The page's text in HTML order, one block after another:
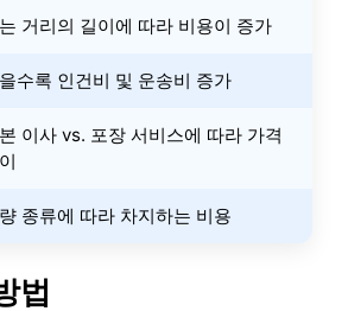
거리의 길이에 따라 비용이 증가
수록 인건비 및 운송비 증가
이사 vs. 포장 서비스에 따라 가격
종류에 따라 차지하는 비용
법